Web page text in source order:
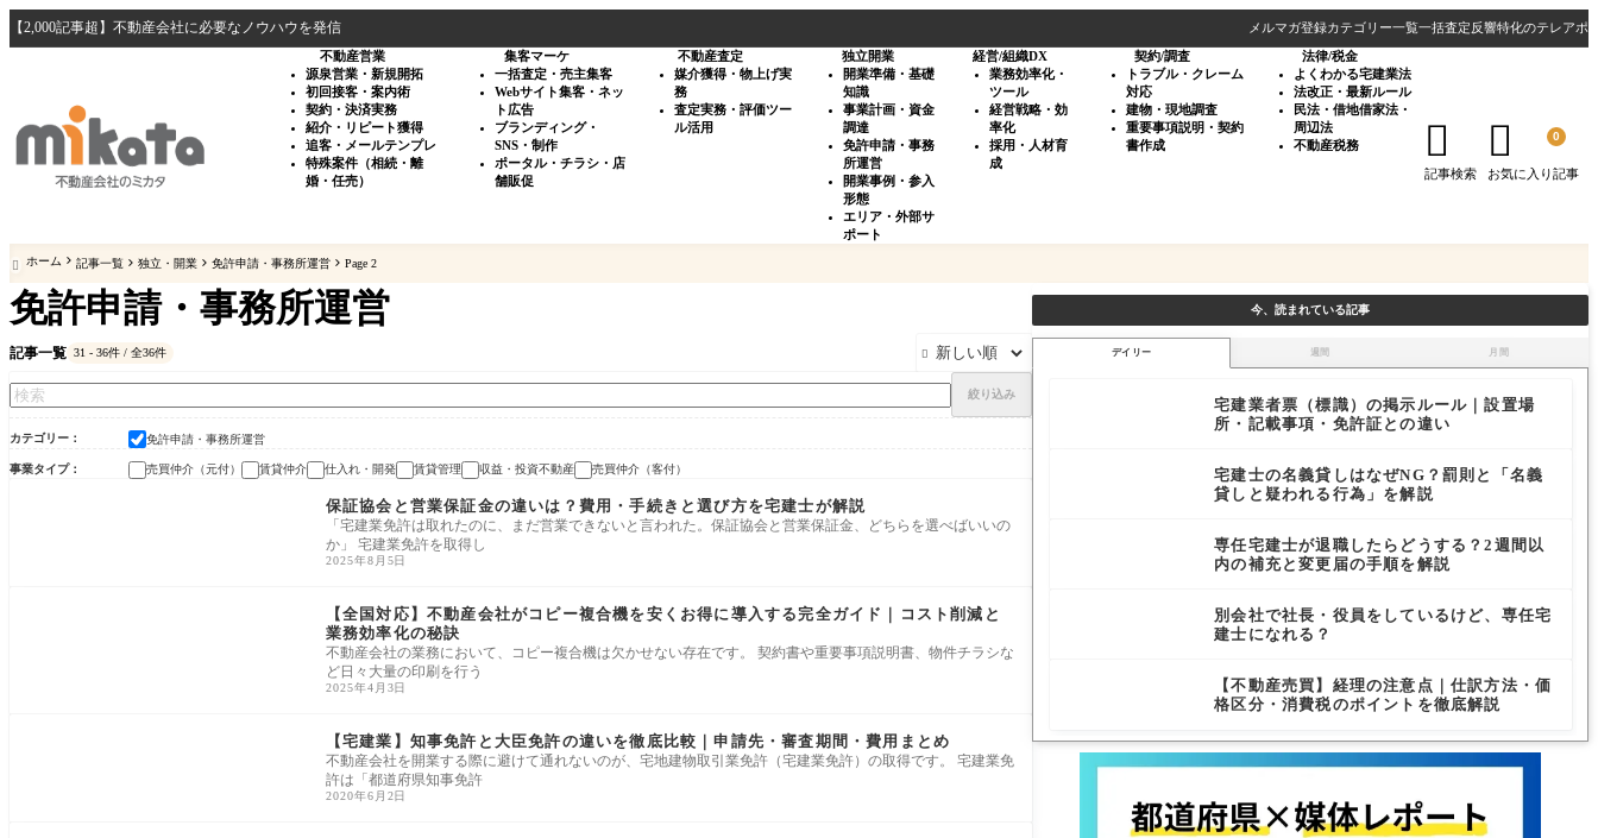
【2,000記事超】不動産会社に必要なノウハウを発信 メルマガ登録カテゴリー一覧一括査定反響特化のテレアポ
不動産営業
源泉営業・新規開拓
初回接客・案内術
契約・決済実務
紹介・リピート獲得
追客・メールテンプレ
特殊案件（相続・離
婚・任売）
集客マーケ
一括査定・売主集客
Webサイト集客・ネッ
ト広告
ブランディング・
SNS・制作
ポータル・チラシ・店
舗販促
不動産査定
媒介獲得・物上げ実
務
査定実務・評価ツー
ル活用
独立開業
開業準備・基礎
知識
事業計画・資金
調達
免許申請・事務
所運営
開業事例・参入
形態
エリア・外部サ
ポート
経営/組織DX
業務効率化・
ツール
経営戦略・効
率化
採用・人材育
成
契約/調査
トラブル・クレーム
対応
建物・現地調査
重要事項説明・契約
書作成
法律/税金
よくわかる宅建業法
法改正・最新ルール
民法・借地借家法・
周辺法
不動産税務

記事検索
 0
お気に入り記事
 ホーム 記事一覧 独立・開業 免許申請・事務所運営 Page 2
免許申請・事務所運営
記事一覧 31 - 36件 / 全36件 
絞り込み
カテゴリー 免許申請・事務所運営
事業タイプ 売買仲介（元付） 賃貸仲介 仕入れ・開発 賃貸管理 収益・投資不動産 売買仲介（客付）
免許申請・事務所運営
保証協会と営業保証金の違いは？費用・手続きと選び方を宅建士が解説
「宅建業免許は取れたのに、まだ営業できないと言われた。保証協会と営業保証金、どちらを選べばいいの
か」 宅建業免許を取得し
2025年8月5日
【全国対応】不動産会社がコピー複合機を安くお得に導入する完全ガイド｜コスト削減と
業務効率化の秘訣
不動産会社の業務において、コピー複合機は欠かせない存在です。 契約書や重要事項説明書、物件チラシな
ど日々大量の印刷を行う
2025年4月3日
【宅建業】知事免許と大臣免許の違いを徹底比較｜申請先・審査期間・費用まとめ
不動産会社を開業する際に避けて通れないのが、宅地建物取引業免許（宅建業免許）の取得です。 宅建業免
許は「都道府県知事免許
2020年6月2日
今、読まれている記事
デイリー 週間 月間
宅建業者票（標識）の掲示ルール｜設置場
所・記載事項・免許証との違い
宅建士の名義貸しはなぜNG？罰則と「名義
貸しと疑われる行為」を解説
専任宅建士が退職したらどうする？2週間以
内の補充と変更届の手順を解説
別会社で社長・役員をしているけど、専任宅
建士になれる？
【不動産売買】経理の注意点｜仕訳方法・価
格区分・消費税のポイントを徹底解説